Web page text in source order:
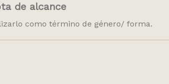
de alcance
como término de género/ forma.